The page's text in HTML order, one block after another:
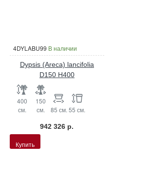
4DYLABU99 В наличии
Dypsis (Areca) lancifolia
D150 H400
400
см.
150
см.
85 см. 55 см.
942 326 р.
Купить